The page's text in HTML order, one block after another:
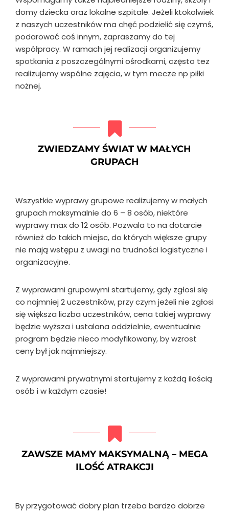
domy dziecka oraz lokalne szpitale. Jeżeli ktokolwiek
z naszych uczestników ma chęć podzielić się czymś,
podarować coś innym, zapraszamy do tej
współpracy. W ramach jej realizacji organizujemy
spotkania z poszczególnymi ośrodkami, często tez
realizujemy wspólne zajęcia, w tym mecze np piłki
nożnej.
ZWIEDZAMY ŚWIAT W MAŁYCH
GRUPACH
Wszystkie wyprawy grupowe realizujemy w małych
grupach maksymalnie do 6 – 8 osób, niektóre
wyprawy max do 12 osób. Pozwala to na dotarcie
również do takich miejsc, do których większe grupy
nie mają wstępu z uwagi na trudności logistyczne i
organizacyjne.
Z wyprawami grupowymi startujemy, gdy zgłosi się
co najmniej 2 uczestników, przy czym jeżeli nie zgłosi
się większa liczba uczestników, cena takiej wyprawy
będzie wyższa i ustalana oddzielnie, ewentualnie
program będzie nieco modyfikowany, by wzrost
ceny był jak najmniejszy.
Z wyprawami prywatnymi startujemy z każdą ilością
osób i w każdym czasie!
ZAWSZE MAMY MAKSYMALNĄ – MEGA
ILOŚĆ ATRAKCJI
By przygotować dobry plan trzeba bardzo dobrze